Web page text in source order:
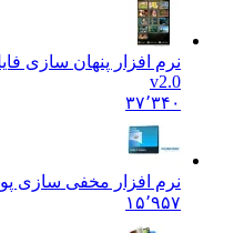
نرم افزار پنهان سازی فایل
۳۷٬۳۴۰
نرم افزار مخفی سازی پوشه
۱۵٬۹۵۷